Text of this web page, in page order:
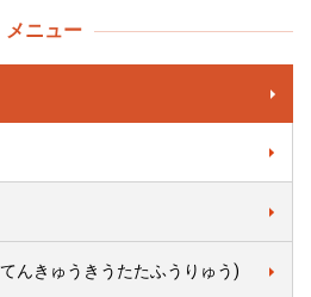
メニュー
んきゅうきうたたふうりゅう)